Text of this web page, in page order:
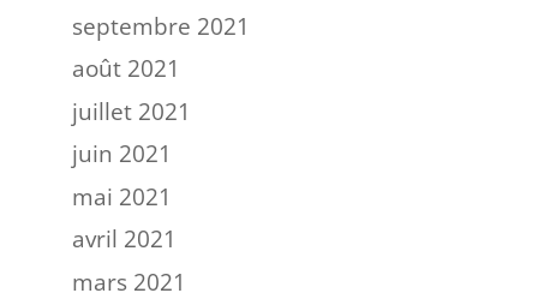
septembre 2021
août 2021
juillet 2021
juin 2021
mai 2021
avril 2021
mars 2021